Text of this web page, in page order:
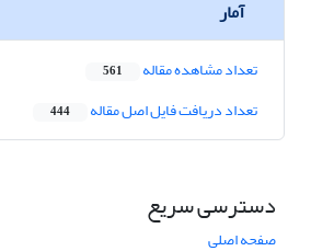
آمار
تعداد مشاهده مقاله 561
تعداد دریافت فایل اصل مقاله 444
دسترسی سریع
صفحه اصلی